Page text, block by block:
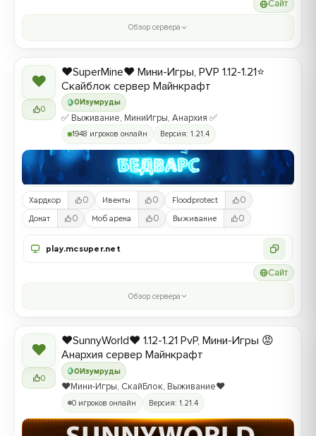
Сайт
Обзор сервера
❤
0
0 Изумруды
❤️SuperMine❤️ Мини-Игры, PVP 1.12-1.21⭐
Скайблок сервер Майнкрафт
✅ Выживание, МиниИгры, Анархия ✅
1948 игроков онлайн Версия: 1.21.4
Хардкор 0 Ивенты 0 Floodprotect 0
Донат 0 Моб арена 0 Выживание 0
play.mcsuper.net
Сайт
Обзор сервера
❤
0
0Изумруды
❤️SunnyWorld❤️ 1.12-1.21 PvP, Мини-Игры 😡
Анархия сервер Майнкрафт
❤️Мини-Игры, СкайБлок, Выживание❤️
0 игроков онлайн Версия: 1.21.4